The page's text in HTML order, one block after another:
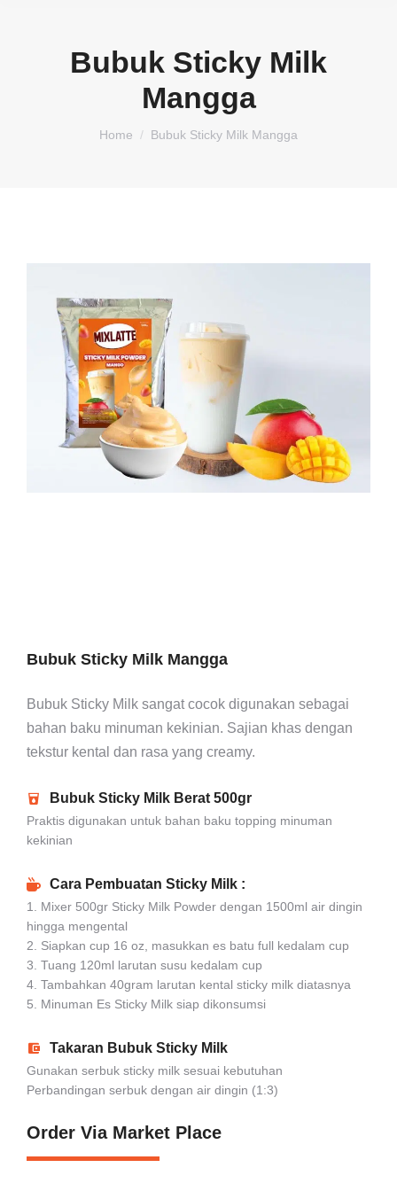
Bubuk Sticky Milk
Mangga
You are here:
Home Bubuk Sticky Milk Mangga
Bubuk Sticky Milk Mangga
Bubuk Sticky Milk sangat cocok digunakan sebagai
bahan baku minuman kekinian. Sajian khas dengan
tekstur kental dan rasa yang creamy.
Bubuk Sticky Milk Berat 500gr
Praktis digunakan untuk bahan baku topping minuman
kekinian
Cara Pembuatan Sticky Milk :
1. Mixer 500gr Sticky Milk Powder dengan 1500ml air dingin
hingga mengental
2. Siapkan cup 16 oz, masukkan es batu full kedalam cup
3. Tuang 120ml larutan susu kedalam cup
4. Tambahkan 40gram larutan kental sticky milk diatasnya
5. Minuman Es Sticky Milk siap dikonsumsi
Takaran Bubuk Sticky Milk
Gunakan serbuk sticky milk sesuai kebutuhan
Perbandingan serbuk dengan air dingin (1:3)
Order Via Market Place